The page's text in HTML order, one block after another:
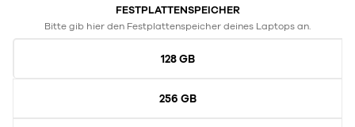
FESTPLATTENSPEICHER
Bitte gib hier den Festplattenspeicher deines Laptops an.
128 GB
256 GB